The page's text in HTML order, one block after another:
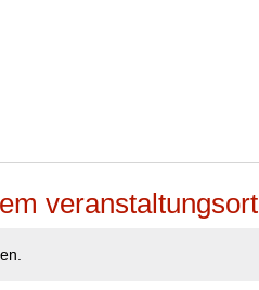
veranstaltungsort